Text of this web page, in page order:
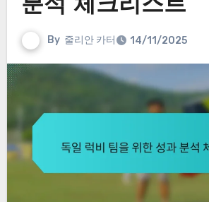
분석 체크리스트
By 줄리안 카터 14/11/2025